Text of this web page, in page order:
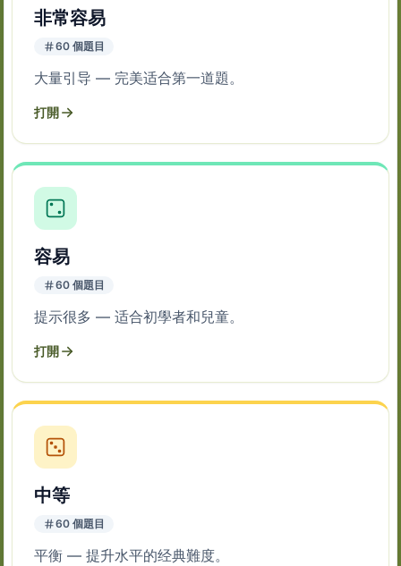
非常容易
60 個題目
大量引导 — 完美适合第一道題。
打開
容易
60 個題目
提示很多 — 适合初學者和兒童。
打開
中等
60 個題目
平衡 — 提升水平的经典難度。